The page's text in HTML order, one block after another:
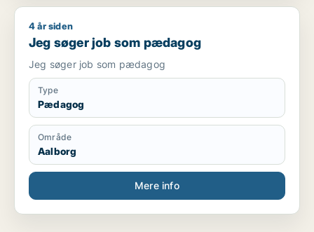
Jeg søger job som pædagog
4 år siden
Jeg søger job som pædagog
Jeg søger job som pædagog
Type
Pædagog
Område
Aalborg
Mere info